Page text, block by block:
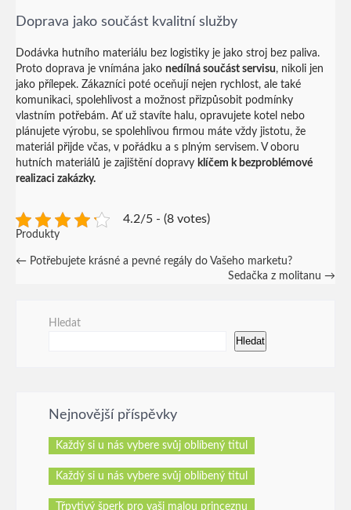
Doprava jako součást kvalitní služby
Dodávka hutního materiálu bez logistiky je jako stroj bez paliva.
Proto doprava je vnímána jako nedílná součást servisu, nikoli jen
jako přílepek. Zákazníci poté oceňují nejen rychlost, ale také
komunikaci, spolehlivost a možnost přizpůsobit podmínky
vlastním potřebám. Ať už stavíte halu, opravujete kotel nebo
plánujete výrobu, se spolehlivou firmou máte vždy jistotu, že
materiál přijde včas, v pořádku a s plným servisem. V oboru
hutních materiálů je zajištění dopravy klíčem k bezproblémové
realizaci zakázky.
4.2/5 - (8 votes)
Produkty
Post
← Potřebujete krásné a pevné regály do Vašeho marketu?
Sedačka z molitanu →
Hledat
Hledat
Nejnovější příspěvky
Každý si u nás vybere svůj oblíbený titul
Každý si u nás vybere svůj oblíbený titul
Třpytivý šperk pro vaši malou princeznu